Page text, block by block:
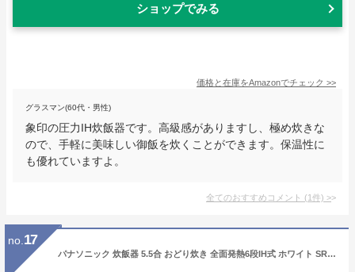
ショップでみる
価格と在庫をAmazonでチェック >>
グラスマン(60代・男性)
象印の圧力IH炊飯器です。高級感がありますし、極め炊きな
ので、手軽に美味しい御飯を炊くことができます。保温性に
も優れていますよ。
全てのおすすめコメント (1件) >
no. 17
パナソニック 炊飯器 5.5合 おどり炊き 全面発熱6段IH式 ホワイト SR-MPW102-W